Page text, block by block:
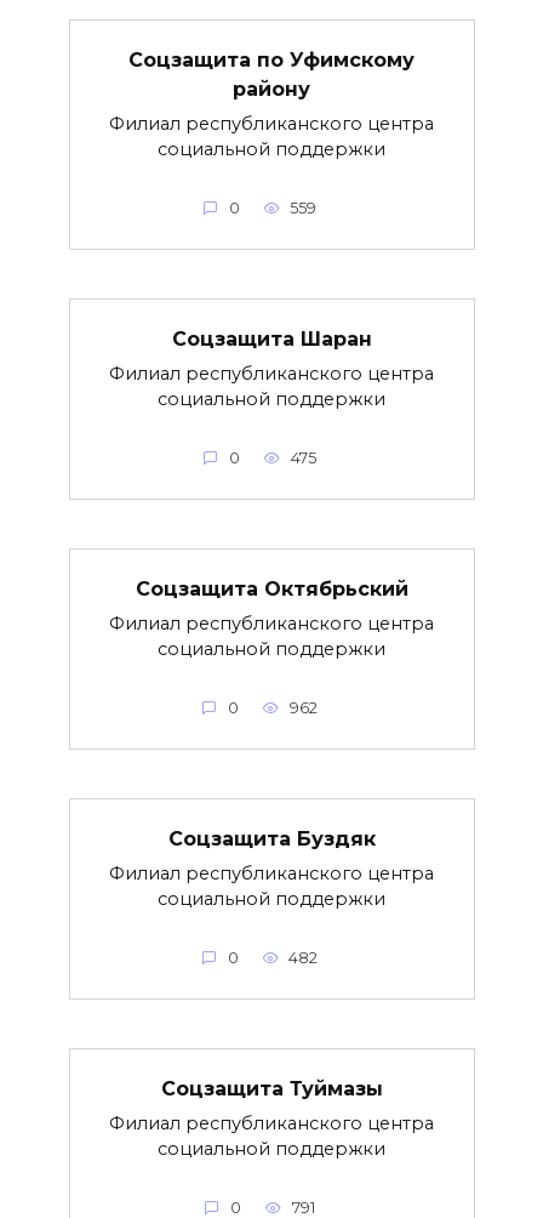
Соцзащита по Уфимскому
району
Филиал республиканского центра
социальной поддержки
0 559
Соцзащита Шаран
Филиал республиканского центра
социальной поддержки
0 475
Соцзащита Октябрьский
Филиал республиканского центра
социальной поддержки
0 962
Соцзащита Буздяк
Филиал республиканского центра
социальной поддержки
0 482
Соцзащита Туймазы
Филиал республиканского центра
социальной поддержки
0 791